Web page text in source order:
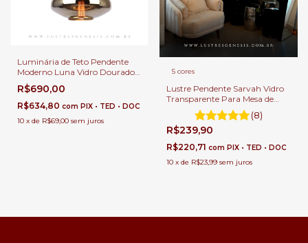
Luminária de Teto Pendente
Moderno Luna Vidro Dourado
Para Salas Lavabos Balcão e
Cabeceira de Cama.
R$690,00
R$634,80 com PIX • TED • DOC
10 x de R$69,00 sem juros
5 cores
Lustre Pendente Sarvah Vidro
Transparente Para Mesa de
Sala de Jantar.
(8)
R$239,90
R$220,71 com PIX • TED • DOC
10 x de R$23,99 sem juros